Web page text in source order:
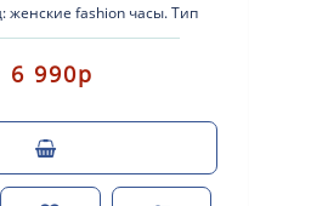
женские fashion часы. Тип
Корпус: латунь ..
6 990р